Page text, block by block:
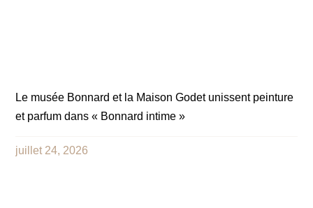
Le musée Bonnard et la Maison Godet unissent peinture
et parfum dans « Bonnard intime »
juillet 24, 2026